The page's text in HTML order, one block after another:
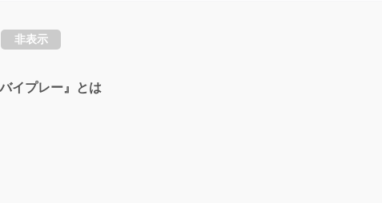
非表示
イプレー』とは